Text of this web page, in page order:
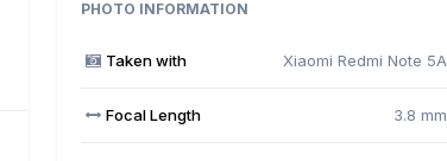
PHOTO INFORMATION
Taken with Xiaomi Redmi Note 5A
Focal Length 3.8 mm